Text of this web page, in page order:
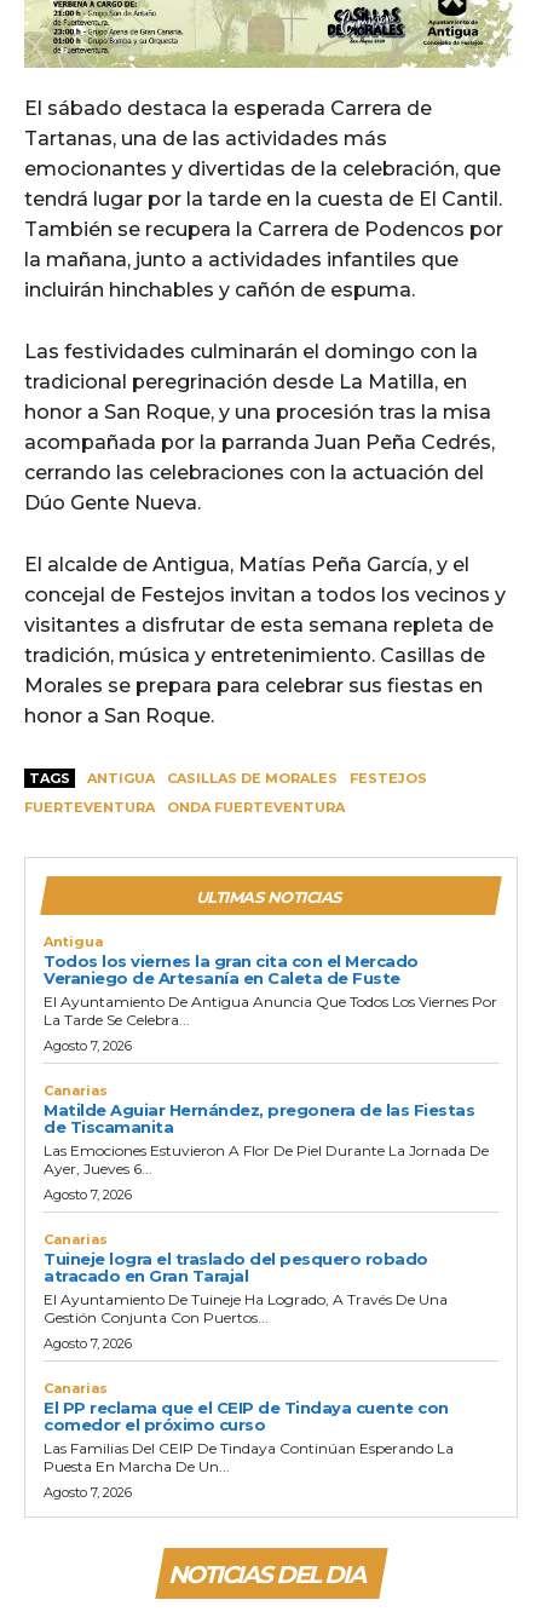
El sábado destaca la esperada Carrera de
Tartanas, una de las actividades más
emocionantes y divertidas de la celebración, que
tendrá lugar por la tarde en la cuesta de El Cantil.
También se recupera la Carrera de Podencos por
la mañana, junto a actividades infantiles que
incluirán hinchables y cañón de espuma.
Las festividades culminarán el domingo con la
tradicional peregrinación desde La Matilla, en
honor a San Roque, y una procesión tras la misa
acompañada por la parranda Juan Peña Cedrés,
cerrando las celebraciones con la actuación del
Dúo Gente Nueva.
El alcalde de Antigua, Matías Peña García, y el
concejal de Festejos invitan a todos los vecinos y
visitantes a disfrutar de esta semana repleta de
tradición, música y entretenimiento. Casillas de
Morales se prepara para celebrar sus fiestas en
honor a San Roque.
TAGS ANTIGUA CASILLAS DE MORALES
FESTEJOS
FUERTEVENTURA
ONDA FUERTEVENTURA
ULTIMAS NOTICIAS
Antigua
Todos los viernes la gran cita con el Mercado
Veraniego de Artesanía en Caleta de Fuste
El Ayuntamiento De Antigua Anuncia Que Todos Los Viernes Por
La Tarde Se Celebra...
Agosto 7, 2026
Canarias
Matilde Aguiar Hernández, pregonera de las Fiestas
de Tiscamanita
Las Emociones Estuvieron A Flor De Piel Durante La Jornada De
Ayer, Jueves 6...
Agosto 7, 2026
Canarias
Tuineje logra el traslado del pesquero robado
atracado en Gran Tarajal
El Ayuntamiento De Tuineje Ha Logrado, A Través De Una
Gestión Conjunta Con Puertos...
Agosto 7, 2026
Canarias
El PP reclama que el CEIP de Tindaya cuente con
comedor el próximo curso
Las Familias Del CEIP De Tindaya Continúan Esperando La
Puesta En Marcha De Un...
Agosto 7, 2026
NOTICIAS DEL DIA